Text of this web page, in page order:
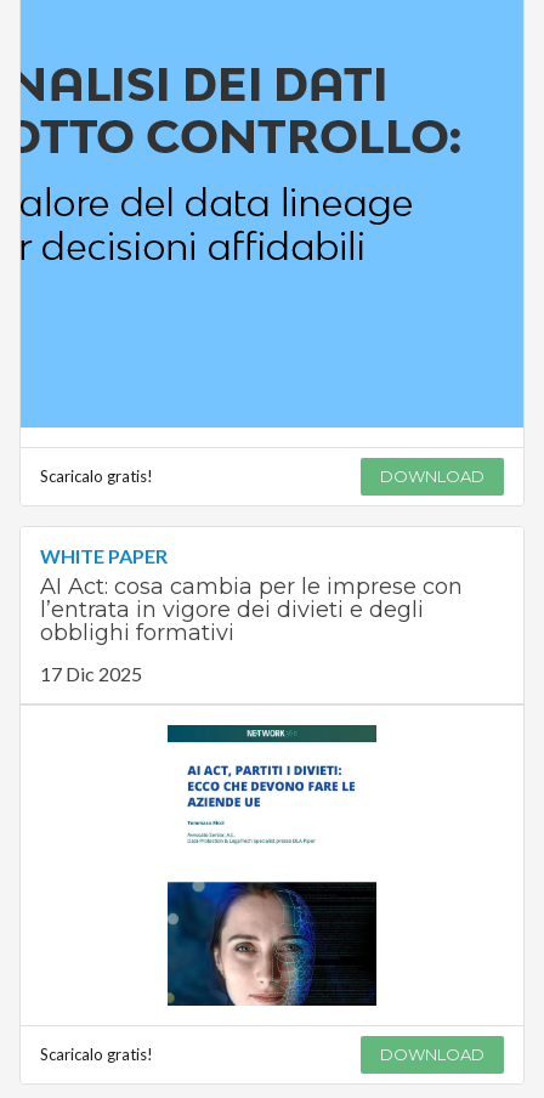
Scaricalo gratis! DOWNLOAD
WHITE PAPER
AI Act: cosa cambia per le imprese con
l’entrata in vigore dei divieti e degli
obblighi formativi
17 Dic 2025
Scaricalo gratis! DOWNLOAD